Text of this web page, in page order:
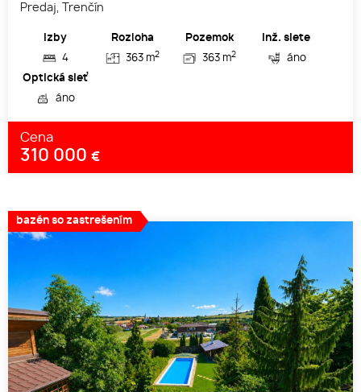
Predaj, Trenčín
Izby
4
Rozloha
363 m2
Pozemok
363 m2
Inž. siete
áno
Optická sieť
áno
Cena
310 000 €
bazén so zastrešením